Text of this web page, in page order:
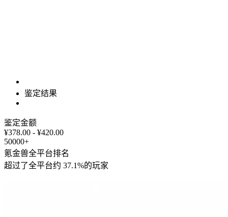
鉴定结果
鉴定金额
¥378.00 - ¥420.00
50000+
氪金兽全平台排名
超过了全平台约 37.1%的玩家